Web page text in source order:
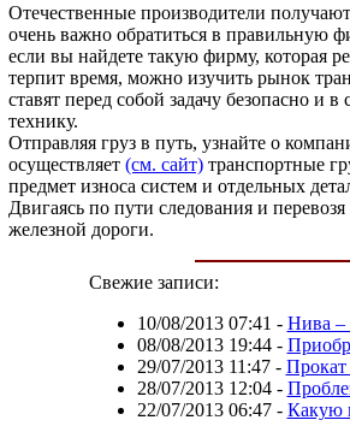
Отечественные производители
очень важно обратиться в правильную
если вы найдете такую фирму, которая
терпит время, можно изучить рынок
ставят перед собой задачу безопасно и
технику.
Отправляя груз в путь, узнайте о
осуществляет (см. сайт) транспортные
предмет износа систем и отдельных
Двигаясь по пути следования и
железной дороги.
Свежие записи:
10/08/2013 07:41 - Нива –
08/08/2013 19:44-
29/07/2013 11:47-
28/07/2013 12:04-
22/07/2013 06:47- Какую